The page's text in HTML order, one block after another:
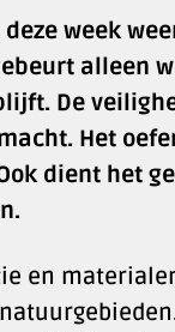
week
alleen
De
Het
dient het
en